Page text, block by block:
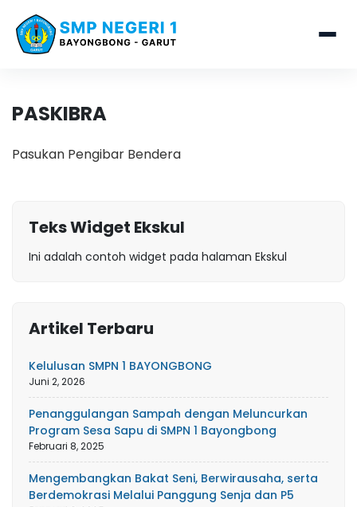
PASKIBRA
Pasukan Pengibar Bendera
Teks Widget Ekskul
Ini adalah contoh widget pada halaman Ekskul
Artikel Terbaru
Kelulusan SMPN 1 BAYONGBONG
Juni 2, 2026
Penanggulangan Sampah dengan Meluncurkan
Program Sesa Sapu di SMPN 1 Bayongbong
Februari 8, 2025
Mengembangkan Bakat Seni, Berwirausaha, serta
Berdemokrasi Melalui Panggung Senja dan P5